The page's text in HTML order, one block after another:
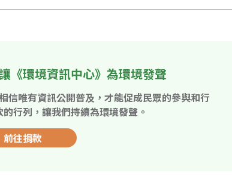
《環境資訊中心》為環境發聲
信唯有資訊公開普及，才能促成民眾的參與和行
行列，讓我們持續為環境發聲。
前往捐款